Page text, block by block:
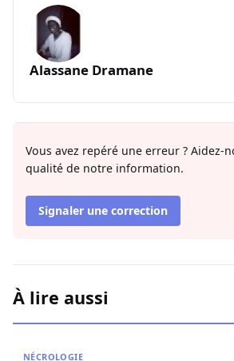
Alassane Dramane
Vous avez repéré une erreur ? Aidez-
qualité de notre information.
Signaler une correction
À lire aussi
NÉCROLOGIE